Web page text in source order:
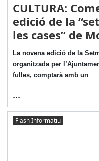
CULTURA:
edició de la
les cases” de
La novena edició de la
organitzada per
fulles, comptarà amb un
...
Flash Informatiu